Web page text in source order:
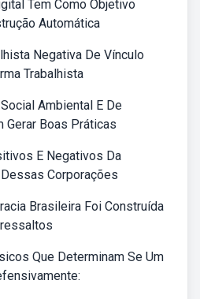
Tem Como Objetivo
Automática
Negativa De Vínculo
Trabalhista
Ambiental E De
Gerar Boas Práticas
E Negativos Da
Corporações
Brasileira Foi Construída
Que Determinam Se Um